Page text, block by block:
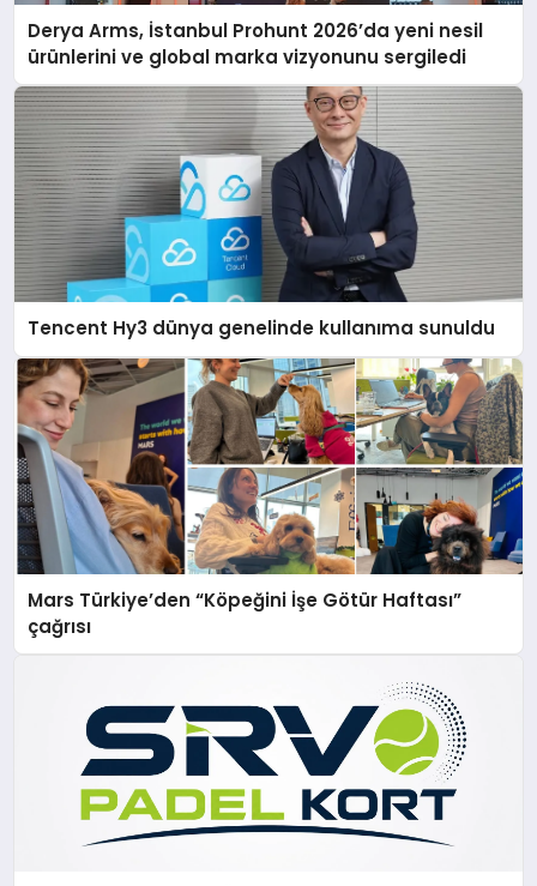
Derya Arms, İstanbul Prohunt 2026’da yeni nesil
ürünlerini ve global marka vizyonunu sergiledi
Tencent Hy3 dünya genelinde kullanıma sunuldu
Mars Türkiye’den “Köpeğini İşe Götür Haftası”
çağrısı